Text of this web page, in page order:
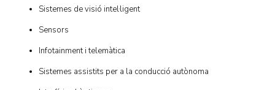
Sistemes de visió intel·ligent
Sensors
Infotainment i telemàtica
Sistemes assistits per a la conducció autònoma